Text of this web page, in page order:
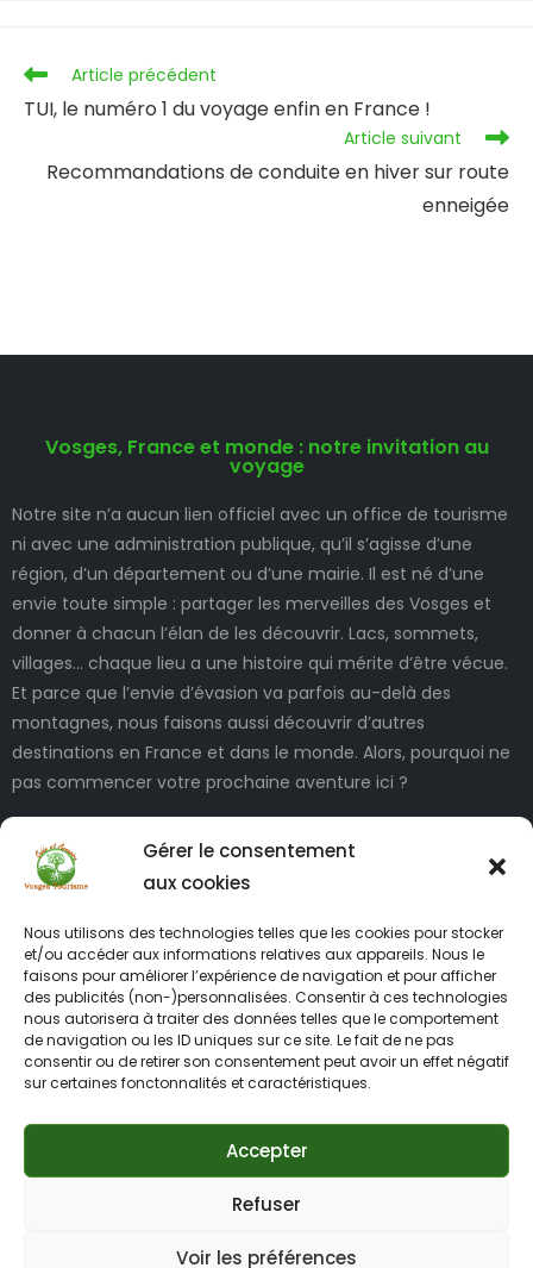
Gérer le consentement
aux cookies
Nous utilisons des technologies telles que les cookies pour stocker
et/ou accéder aux informations relatives aux appareils. Nous le
faisons pour améliorer l’expérience de navigation et pour afficher
des publicités (non-)personnalisées. Consentir à ces technologies
nous autorisera à traiter des données telles que le comportement
de navigation ou les ID uniques sur ce site. Le fait de ne pas
consentir ou de retirer son consentement peut avoir un effet négatif
sur certaines fonctonnalités et caractéristiques.
Accepter
Refuser
Voir les préférences
Article précédent
TUI, le numéro 1 du voyage enfin en France !
Article suivant
Recommandations de conduite en hiver sur route
enneigée
Vosges, France et monde : notre invitation au
voyage
Notre site n’a aucun lien officiel avec un office de tourisme
ni avec une administration publique, qu’il s’agisse d’une
région, d’un département ou d’une mairie. Il est né d’une
envie toute simple : partager les merveilles des Vosges et
donner à chacun l’élan de les découvrir. Lacs, sommets,
villages… chaque lieu a une histoire qui mérite d’être vécue.
Et parce que l’envie d’évasion va parfois au-delà des
montagnes, nous faisons aussi découvrir d’autres
destinations en France et dans le monde. Alors, pourquoi ne
pas commencer votre prochaine aventure ici ?
INFORMATIONS LÉGALES
Création site internet Vosges Creayaya Design – Identité